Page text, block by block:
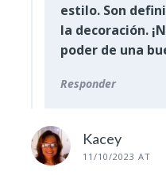
estilo. Son
la decoración.
poder de una
Responder
Kacey
11/10/2023 AT